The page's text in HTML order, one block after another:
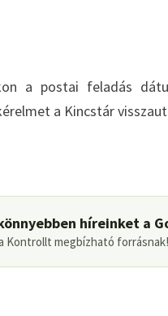
a postai feladás
a Kincstár
híreinket a
Kontrollt megbízható forrásnak!